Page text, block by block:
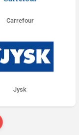
Carrefour
Jysk